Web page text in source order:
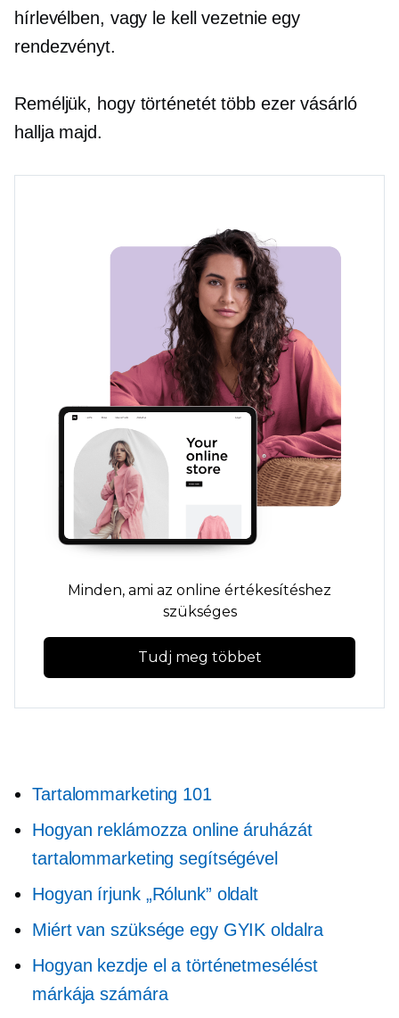
hírlevélben, vagy le kell vezetnie egy
rendezvényt.
Reméljük, hogy történetét több ezer vásárló
hallja majd.
Minden, ami az online értékesítéshez
szükséges
Tudj meg többet
Tartalommarketing 101
Hogyan reklámozza online áruházát
tartalommarketing segítségével
Hogyan írjunk „Rólunk” oldalt
Miért van szüksége egy GYIK oldalra
Hogyan kezdje el a történetmesélést
márkája számára